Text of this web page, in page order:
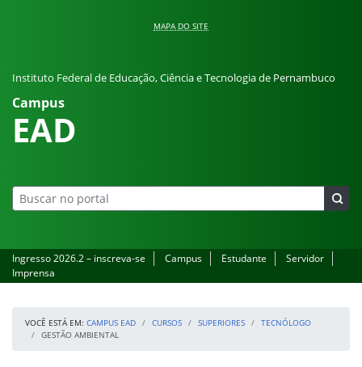
MAPA DO SITE
Instituto Federal de Educação, Ciência e Tecnologia de Pernambuco
Campus
EAD
Ingresso 2026.2 – inscreva-se Campus Estudante
Servidor
Imprensa
VOCÊ ESTÁ EM: CAMPUS EAD CURSOS SUPERIORES
TECNÓLOGO
GESTÃO AMBIENTAL